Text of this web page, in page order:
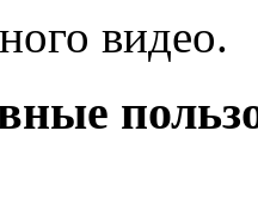
видео.